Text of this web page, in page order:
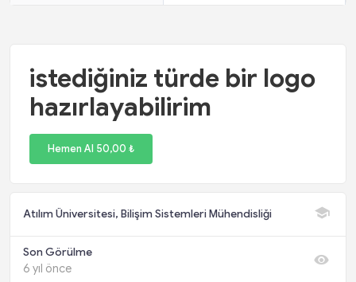
istediğiniz türde bir logo
hazırlayabilirim
Hemen Al 50,00 ₺
Atılım Üniversitesi, Bilişim Sistemleri Mühendisliği
Son Görülme
6 yıl önce